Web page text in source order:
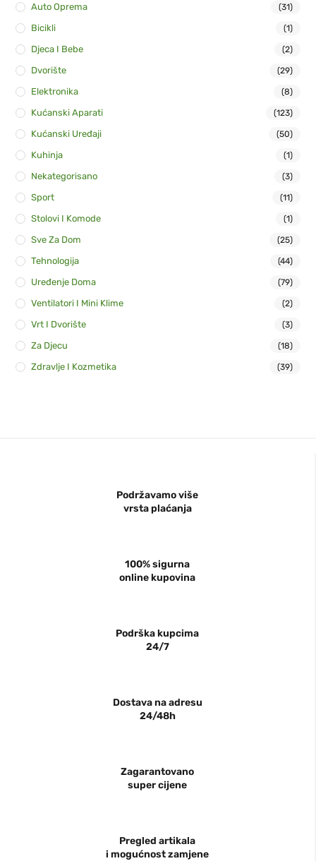
Auto Oprema (31)
Bicikli (1)
Djeca I Bebe (2)
Dvorište (29)
Elektronika (8)
Kućanski Aparati (123)
Kućanski Uređaji (50)
Kuhinja (1)
Nekategorisano (3)
Sport (11)
Stolovi I Komode (1)
Sve Za Dom (25)
Tehnologija (44)
Uređenje Doma (79)
Ventilatori I Mini Klime (2)
Vrt I Dvorište (3)
Za Djecu (18)
Zdravlje I Kozmetika (39)
Podržavamo više
vrsta plaćanja
100% sigurna
online kupovina
Podrška kupcima
24/7
Dostava na adresu
24/48h
Zagarantovano
super cijene
Pregled artikala
i mogućnost zamjene